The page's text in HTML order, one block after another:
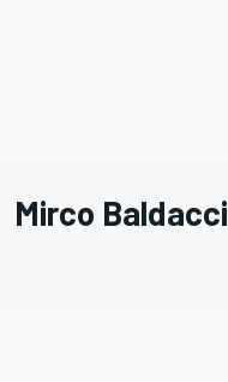
Mirco Baldacci